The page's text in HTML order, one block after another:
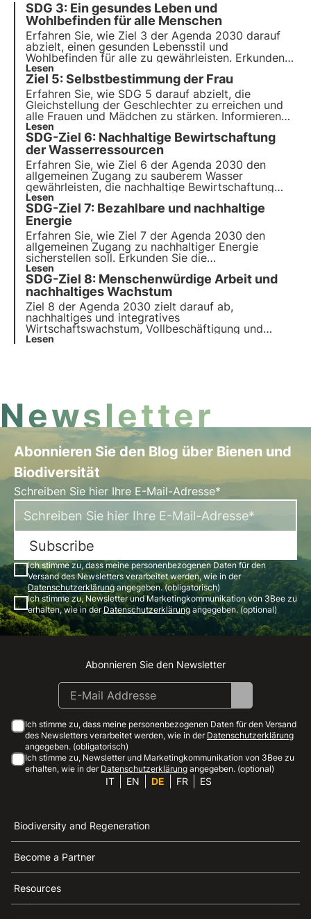
SDG 3: Ein gesundes Leben und
Wohlbefinden für alle Menschen
Erfahren Sie, wie Ziel 3 der Agenda 2030 darauf
abzielt, einen gesunden Lebensstil und
Wohlbefinden für alle zu gewährleisten. Erkunden
Sie die wichtigsten Ziele und Herausforderungen,
wie Frankreich Fortschritte bei der Umsetzung
macht und wie Unternehmen zu diesem Ziel
beitragen können.
Lesen
Ziel 5: Selbstbestimmung der Frau
Erfahren Sie, wie SDG 5 darauf abzielt, die
Gleichstellung der Geschlechter zu erreichen und
alle Frauen und Mädchen zu stärken. Informieren
Sie sich über die italienische Politik zu Ziel 5 und
die während der Pandemie durchgeführten
Maßnahmen.
Lesen
SDG-Ziel 6: Nachhaltige Bewirtschaftung
der Wasserressourcen
Erfahren Sie, wie Ziel 6 der Agenda 2030 den
allgemeinen Zugang zu sauberem Wasser
gewährleisten, die nachhaltige Bewirtschaftung
von Wasserressourcen und sanitären Einrichtungen
verbessern und Wasserökosysteme schützen soll.
Lesen
SDG-Ziel 7: Bezahlbare und nachhaltige
Energie
Erfahren Sie, wie Ziel 7 der Agenda 2030 den
allgemeinen Zugang zu nachhaltiger Energie
sicherstellen soll. Erkunden Sie die
Herausforderungen und Lösungen zur Förderung
von erneuerbaren Energien und Energieeffizienz,
die Rolle von Unternehmen und innovative Projekte
in diesem Bereich.
Lesen
SDG-Ziel 8: Menschenwürdige Arbeit und
nachhaltiges Wachstum
Ziel 8 der Agenda 2030 zielt darauf ab,
nachhaltiges und integratives
Wirtschaftswachstum, Vollbeschäftigung und
menschenwürdige Arbeit für alle zu fördern. In
Lesen
Newsletter
Abonnieren Sie den Blog über Bienen und
Biodiversität
Schreiben Sie hier Ihre E-Mail-Adresse*
Subscribe
Ich stimme zu, dass meine personenbezogenen Daten für den
Versand des Newsletters verarbeitet werden, wie in der
Datenschutzerklärungangegeben. (obligatorisch)
Ich stimme zu, Newsletter und Marketingkommunikation von 3Bee zu
erhalten, wie in derDatenschutzerklärungangegeben. (optional)
Instagram
Facebook
Linkedin
Youtube
Abonnieren Sie den Newsletter
Ich stimme zu, dass meine personenbezogenen Daten für den Versand
des Newsletters verarbeitet werden, wie in der Datenschutzerklärung
angegeben. (obligatorisch)
Ich stimme zu, Newsletter und Marketingkommunikation von 3Bee zu
erhalten, wie in der Datenschutzerklärung angegeben. (optional)
IT EN DE FR ES
Biodiversity and Regeneration
Become a Partner
Resources